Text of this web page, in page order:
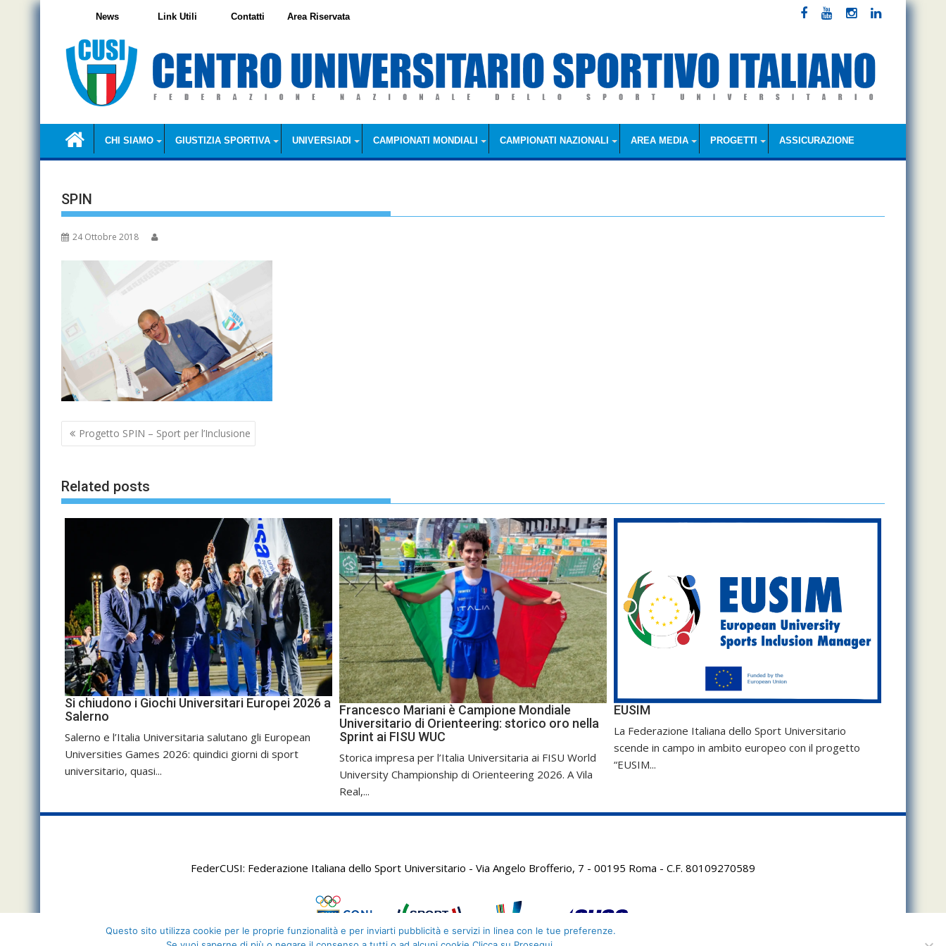
Skip
CHI SIAMO GIUSTIZIA SPORTIVA UNIVERSIADI CAMPIONATI MONDIALI CAMPIONATI NAZIONALI AREA MEDIA PROGETTI ASSICURAZIONE
News Link Utili Contatti Area Riservata
SPIN
24 Ottobre 2018
Navigazione
articoli
Progetto SPIN – Sport per l’Inclusione
Related posts
Si chiudono i Giochi Universitari Europei 2026 a
Salerno
Salerno e l’Italia Universitaria salutano gli European
Universities Games 2026: quindici giorni di sport
universitario, quasi...
Francesco Mariani è Campione Mondiale
Universitario di Orienteering: storico oro nella
Sprint ai FISU WUC
Storica impresa per l’Italia Universitaria ai FISU World
University Championship di Orienteering 2026. A Vila
Real,...
EUSIM
La Federazione Italiana dello Sport Universitario
scende in campo in ambito europeo con il progetto
“EUSIM...
FederCUSI: Federazione Italiana dello Sport Universitario - Via Angelo Brofferio, 7 - 00195 Roma - C.F. 80109270589
Questo sito utilizza cookie per le proprie funzionalità e per inviarti pubblicità e servizi in linea con le tue preferenze.